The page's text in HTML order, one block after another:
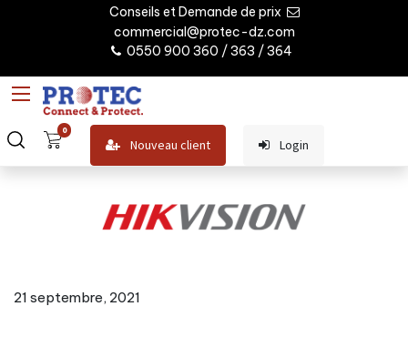
Conseils et Demande de prix
commercial@protec-dz.com
0550 900 360 / 363 / 364
0
Nouveau client Login
21 septembre, 2021